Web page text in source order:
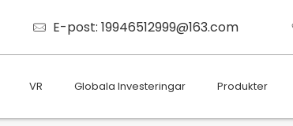
E-post: 19946512999@163.com
VR Globala Investeringar Produkter